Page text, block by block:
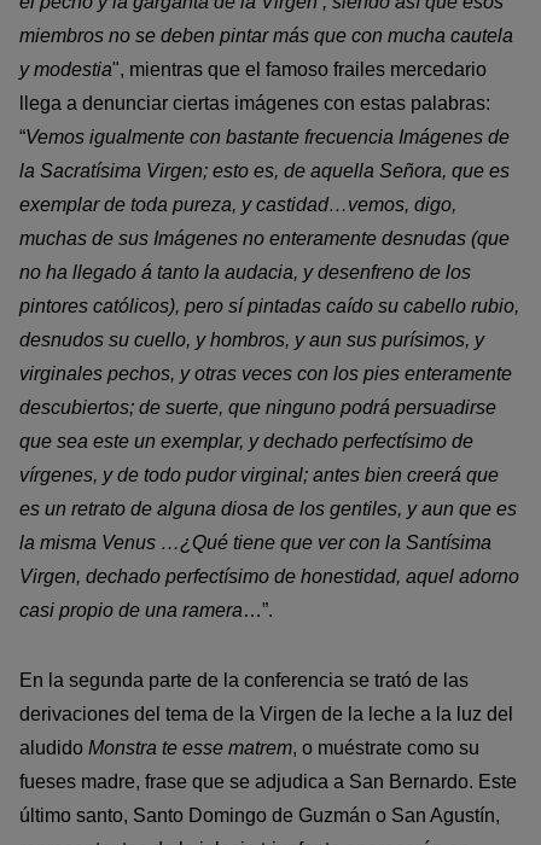
miembros no se deben pintar más que con mucha cautela
y modestia", mientras que el famoso frailes mercedario
llega a denunciar ciertas imágenes con estas palabras:
“Vemos igualmente con bastante frecuencia Imágenes de
la Sacratísima Virgen; esto es, de aquella Señora, que es
exemplar de toda pureza, y castidad…vemos, digo,
muchas de sus Imágenes no enteramente desnudas (que
no ha llegado á tanto la audacia, y desenfreno de los
pintores católicos), pero sí pintadas caído su cabello rubio,
desnudos su cuello, y hombros, y aun sus purísimos, y
virginales pechos, y otras veces con los pies enteramente
descubiertos; de suerte, que ninguno podrá persuadirse
que sea este un exemplar, y dechado perfectísimo de
vírgenes, y de todo pudor virginal; antes bien creerá que
es un retrato de alguna diosa de los gentiles, y aun que es
la misma Venus …¿Qué tiene que ver con la Santísima
Virgen, dechado perfectísimo de honestidad, aquel adorno
casi propio de una ramera…”.
En la segunda parte de la conferencia se trató de las
derivaciones del tema de la Virgen de la leche a la luz del
aludido Monstra te esse matrem, o muéstrate como su
fueses madre, frase que se adjudica a San Bernardo. Este
último santo, Santo Domingo de Guzmán o San Agustín,